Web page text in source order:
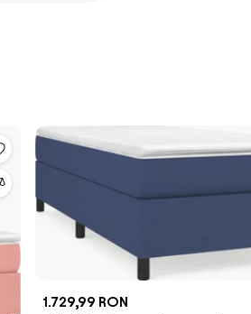
1.729,99 RON